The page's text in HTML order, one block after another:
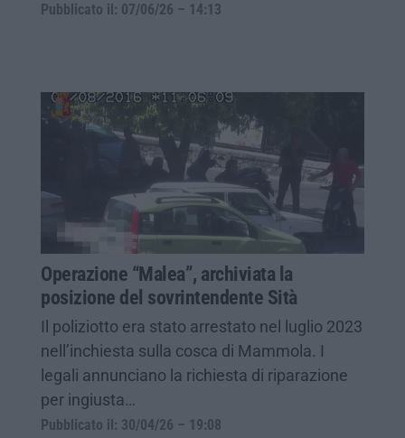
Pubblicato il: 07/06/26 – 14:13
Operazione “Malea”, archiviata la
posizione del sovrintendente Sità
Il poliziotto era stato arrestato nel luglio 2023
nell’inchiesta sulla cosca di Mammola. I
legali annunciano la richiesta di riparazione
per ingiusta…
Pubblicato il: 30/04/26 – 19:08